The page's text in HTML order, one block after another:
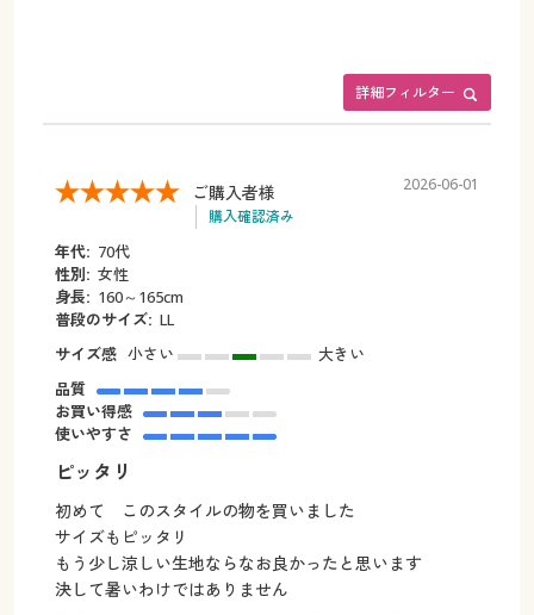
詳細フィルター
ご購入者様
購入確認済み
2026-06-01
年代: 70代
性別: 女性
身長: 160～165cm
普段のサイズ: LL
サイズ感 小さい
大きい
品質
お買い得感
使いやすさ
ピッタリ
初めて このスタイルの物を買いました
サイズもピッタリ
もう少し涼しい生地ならなお良かったと思います
決して暑いわけではありません